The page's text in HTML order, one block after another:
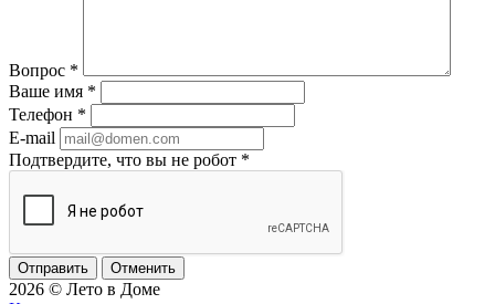
Вопрос *
Ваше имя *
Телефон *
E-mail
Подтвердите, что вы не робот *
Отменить
2026 © Лето в Доме